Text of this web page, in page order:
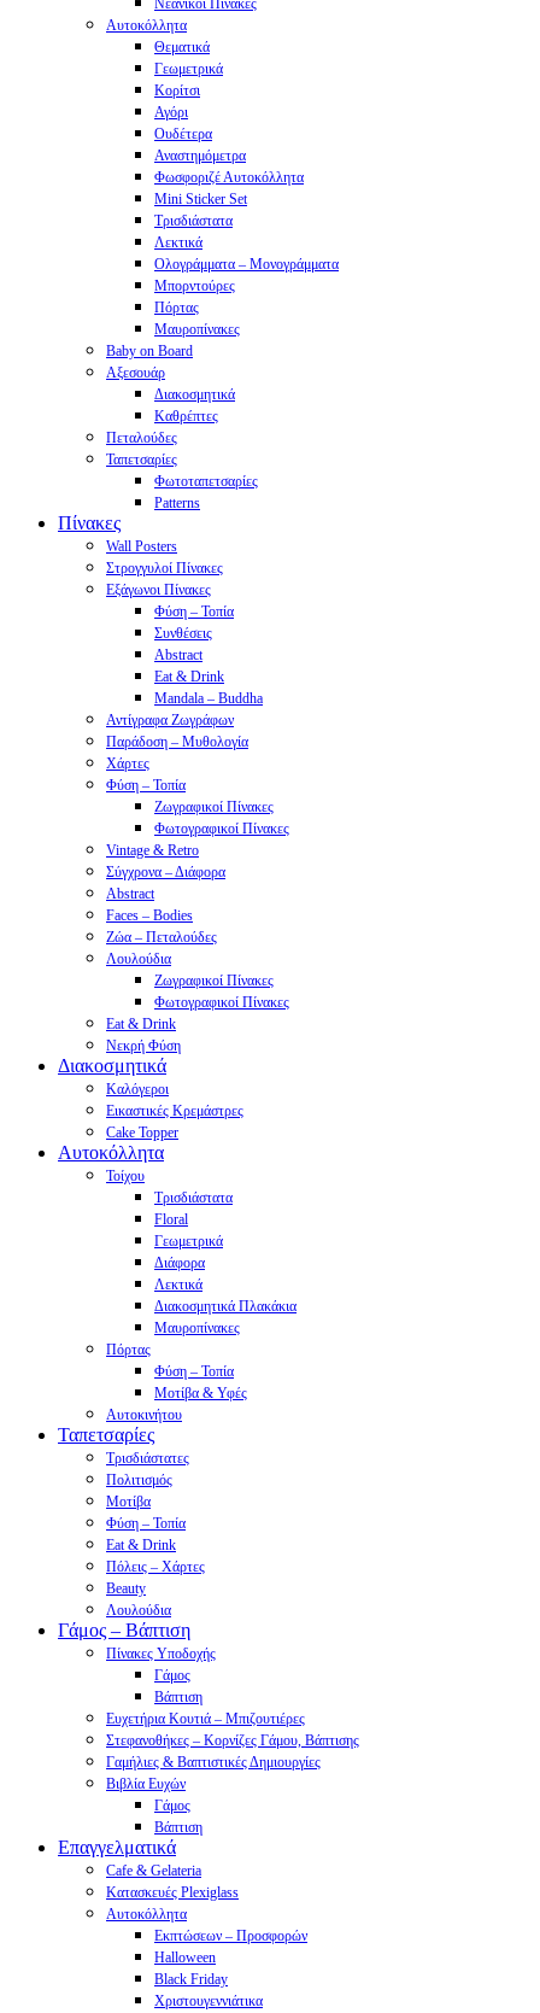
Νεανικοί Πίνακες
Αυτοκόλλητα
Θεματικά
Γεωμετρικά
Κορίτσι
Αγόρι
Ουδέτερα
Αναστημόμετρα
Φωσφοριζέ Αυτοκόλλητα
Mini Sticker Set
Tρισδιάστατα
Λεκτικά
Ολογράμματα – Μονογράμματα
Μπορντούρες
Πόρτας
Μαυροπίνακες
Baby on Board
Αξεσουάρ
Διακοσμητικά
Καθρέπτες
Πεταλούδες
Ταπετσαρίες
Φωτοταπετσαρίες
Patterns
Πίνακες
Wall Posters
Στρογγυλοί Πίνακες
Εξάγωνοι Πίνακες
Φύση – Τοπία
Συνθέσεις
Abstract
Eat & Drink
Mandala – Buddha
Αντίγραφα Ζωγράφων
Παράδοση – Μυθολογία
Χάρτες
Φύση – Τοπία
Ζωγραφικοί Πίνακες
Φωτογραφικοί Πίνακες
Vintage & Retro
Σύγχρονα – Διάφορα
Abstract
Faces – Bodies
Ζώα – Πεταλούδες
Λουλούδια
Ζωγραφικοί Πίνακες
Φωτογραφικοί Πίνακες
Eat & Drink
Νεκρή Φύση
Διακοσμητικά
Καλόγεροι
Εικαστικές Κρεμάστρες
Cake Topper
Αυτοκόλλητα
Τοίχου
Τρισδιάστατα
Floral
Γεωμετρικά
Διάφορα
Λεκτικά
Διακοσμητικά Πλακάκια
Μαυροπίνακες
Πόρτας
Φύση – Τοπία
Μοτίβα & Υφές
Αυτοκινήτου
Ταπετσαρίες
Τρισδιάστατες
Πολιτισμός
Μοτίβα
Φύση – Τοπία
Eat & Drink
Πόλεις – Χάρτες
Beauty
Λουλούδια
Γάμος – Βάπτιση
Πίνακες Υποδοχής
Γάμος
Βάπτιση
Ευχετήρια Κουτιά – Μπιζουτιέρες
Στεφανοθήκες – Κορνίζες Γάμου, Βάπτισης
Γαμήλιες & Βαπτιστικές Δημιουργίες
Βιβλία Ευχών
Γάμος
Βάπτιση
Επαγγελματικά
Cafe & Gelateria
Κατασκευές Plexiglass
Αυτοκόλλητα
Εκπτώσεων – Προσφορών
Halloween
Black Friday
Χριστουγεννιάτικα